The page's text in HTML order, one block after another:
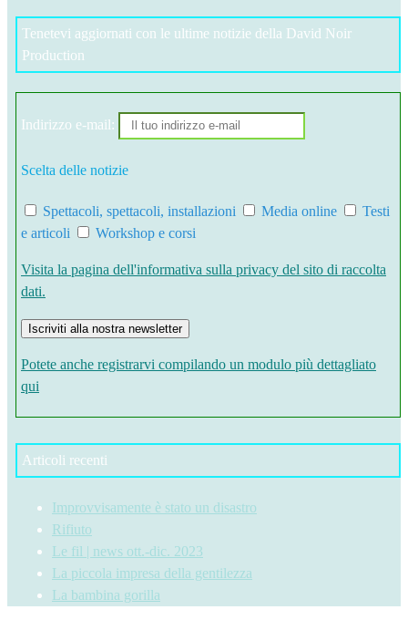
Tenetevi aggiornati con le ultime notizie della David Noir
Production
Indirizzo e-mail:
Scelta delle notizie
Spettacoli, spettacoli, installazioni Media online
Testi
e articoli
Workshop e corsi
Visita la pagina dell'informativa sulla privacy del sito di raccolta
dati.
Potete anche registrarvi compilando un modulo più dettagliato
qui
Articoli recenti
Improvvisamente è stato un disastro
Rifiuto
Le fil | news ott.-dic. 2023
La piccola impresa della gentilezza
La bambina gorilla